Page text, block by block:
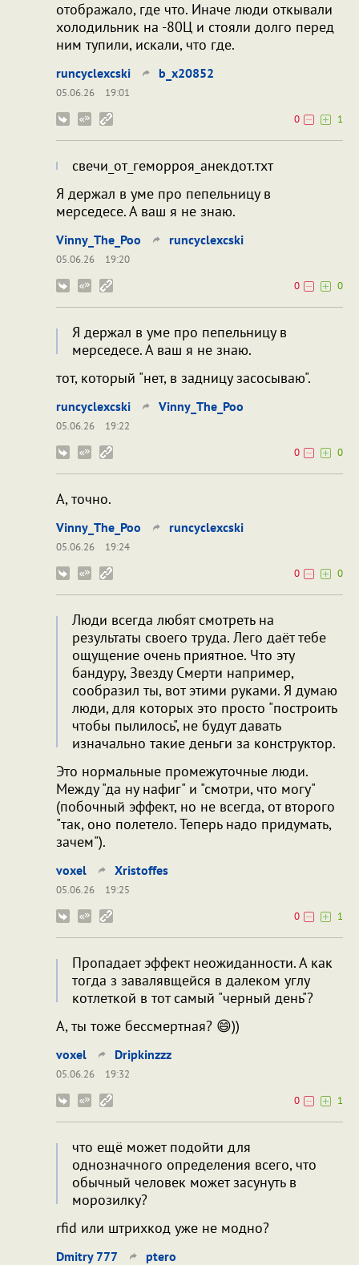
отображало, где что. Иначе люди откывали
холодильник на -80Ц и стояли долго перед
ним тупили, искали, что где.
runcyclexcski b_x20852
05.06.26
19:01
0
1
свечи_от_геморроя_анекдот.тхт
Я держал в уме про пепельницу в
мерседесе. А ваш я не знаю.
Vinny_The_Poo runcyclexcski
05.06.26
19:20
0
0
Я держал в уме про пепельницу в
мерседесе. А ваш я не знаю.
тот, который "нет, в задницу засосываю".
runcyclexcski Vinny_The_Poo
05.06.26
19:22
0
0
А, точно.
Vinny_The_Poo runcyclexcski
05.06.26
19:24
0
0
Люди всегда любят смотреть на
результаты своего труда. Лего даёт тебе
ощущение очень приятное. Что эту
бандуру, Звезду Смерти например,
сообразил ты, вот этими руками. Я думаю
люди, для которых это просто "построить
чтобы пылилось", не будут давать
изначально такие деньги за конструктор.
Это нормальные промежуточные люди.
Между "да ну нафиг" и "смотри, что могу"
(побочный эффект, но не всегда, от второго
"так, оно полетело. Теперь надо придумать,
зачем").
voxel Xristoffes
05.06.26
19:25
0
1
Пропадает эффект неожиданности. А как
тогда з завалявщейся в далеком углу
котлеткой в тот самый "черный день"?
А, ты тоже бессмертная? 😄))
voxel Dripkinzzz
05.06.26
19:32
0
1
что ещё может подойти для
однозначного определения всего, что
обычный человек может засунуть в
морозилку?
rfid или штрихкод уже не модно?
Dmitry 777 ptero